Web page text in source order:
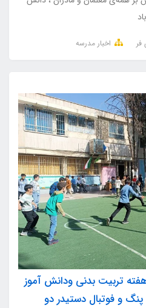
فر اخبار مدرسه
تربیت بدنی ودانش آموز
و فوتبال دستیدر دو